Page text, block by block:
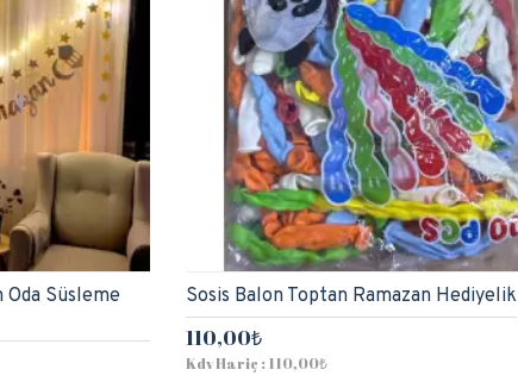
Süsleme
Sosis Balon Toptan Ramazan Hediyelik
110,00₺
Kdv Hariç : 110,00₺